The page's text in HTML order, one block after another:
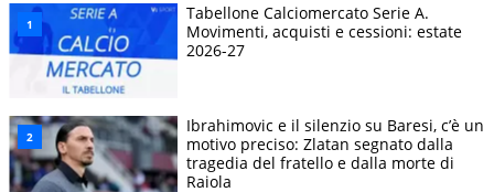
Tabellone Calciomercato Serie A.
Movimenti, acquisti e cessioni: estate
2026-27
Ibrahimovic e il silenzio su Baresi, c’è un
motivo preciso: Zlatan segnato dalla
tragedia del fratello e dalla morte di
Raiola